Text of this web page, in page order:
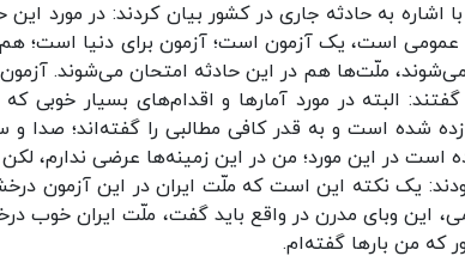
اشاره به حادثه جاری در کشور بیان کردند: در مورد
است، یک آزمون است؛ آزمون برای دنیا است؛
می‌شوند، ملّت‌ها هم در این حادثه امتحان می‌شوند.
البته در مورد آمارها و اقدام‌های بسیار
شده است و به قدر کافی مطالبی را گفته‌اند؛ صدا
است در این مورد؛ من در این زمینه‌ها عرضی ندارم،
یک نکته این است که ملّت ایران در این آزمون
این وبای مدرن در واقع باید گفت، ملّت ایران خوب
که من بارها گفته‌ام.